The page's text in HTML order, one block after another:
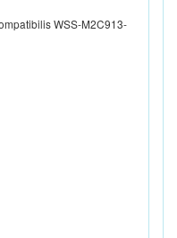
WSS-M2C913-